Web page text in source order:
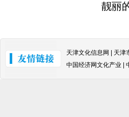
靓丽
天津文化信息网 | 天津
中国经济网文化产业 |